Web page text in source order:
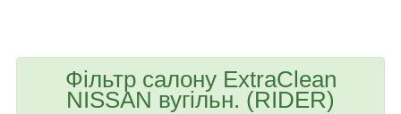
Фільтр салону ExtraClean
NISSAN вугільн. (RIDER)